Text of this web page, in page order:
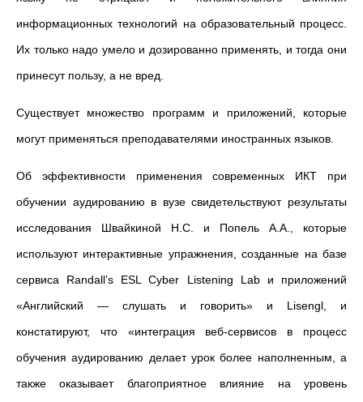
информационных технологий на образовательный процесс.
Их только надо умело и дозированно применять, и тогда они
принесут пользу, а не вред.
Существует множество программ и приложений, которые
могут применяться преподавателями иностранных языков.
Об эффективности применения современных ИКТ при
обучении аудированию в вузе свидетельствуют результаты
исследования Швайкиной Н.С. и Попель А.А., которые
используют интерактивные упражнения, созданные на базе
сервиса Randall’s ESL Cyber Listening Lab и приложений
«Английский — слушать и говорить» и Lisengl, и
констатируют, что «интеграция веб-сервисов в процесс
обучения аудированию делает урок более наполненным, а
также оказывает благоприятное влияние на уровень